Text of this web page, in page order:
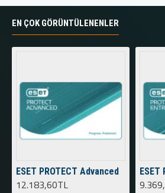
EN ÇOK GÖRÜNTÜLENENLER
ESET PROTECT Advanced
12.183,60TL
ESET